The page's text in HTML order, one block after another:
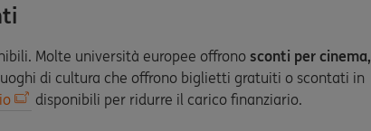
Molte università europee offrono sconti per cinema,
di cultura che offrono biglietti gratuiti o scontati in
disponibili per ridurre il carico finanziario.